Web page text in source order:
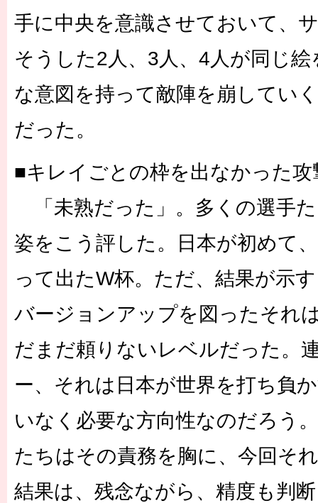
手に中央を意識させておいて、
そうした2人、3人、4人が同じ
な意図を持って敵陣を崩してい
だった。
■キレイごとの枠を出なかった
「未熟だった」。多くの選手
姿をこう評した。日本が初めて
って出たW杯。ただ、結果が示
バージョンアップを図ったそれ
だまだ頼りないレベルだった。
ー、それは日本が世界を打ち負
いなく必要な方向性なのだろう
たちはその責務を胸に、今回そ
結果は、残念ながら、精度も判